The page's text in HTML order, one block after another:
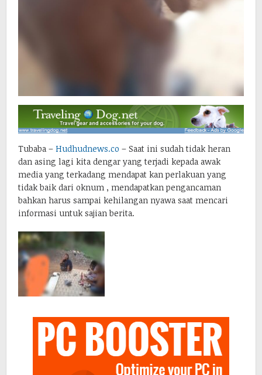
Tubaba – Hudhudnews.co – Saat ini sudah tidak heran
dan asing lagi kita dengar yang terjadi kepada awak
media yang terkadang mendapat kan perlakuan yang
tidak baik dari oknum , mendapatkan pengancaman
bahkan harus sampai kehilangan nyawa saat mencari
informasi untuk sajian berita.